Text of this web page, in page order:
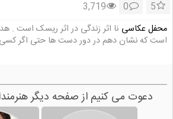
5
0
3,719
محفل عکاسی نا اثر زندگی در اثر ریسک است .
است که نشان دهم در دور دست ها حتی اگر
دعوت می کنیم از صفحه دیگر